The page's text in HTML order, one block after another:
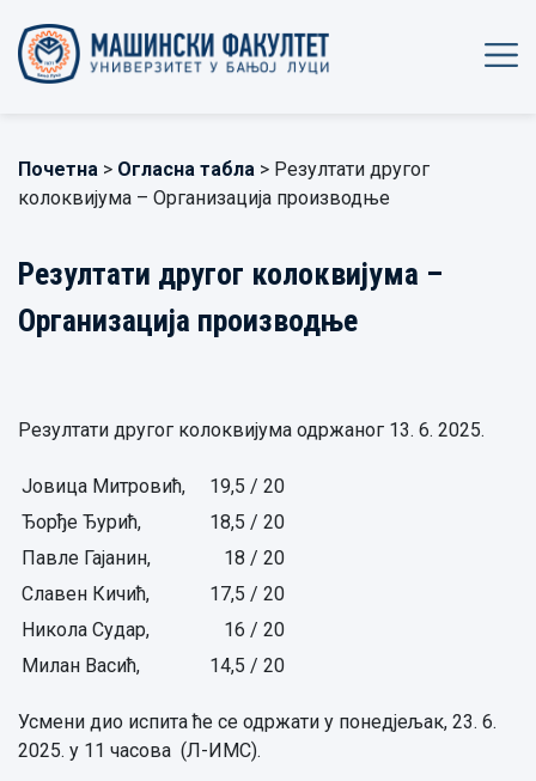
Почетна > Огласна табла > Резултати другог
колоквијума – Организација производње
Резултати другог колоквијума –
Организација производње
Резултати другог колоквијума одржаног 13. 6. 2025.
Јовица Митровић,
19,5 / 20
Ђорђе Ђурић,
18,5 / 20
Павле Гајанин,
18 / 20
Славен Кичић,
17,5 / 20
Никола Судар,
16 / 20
Милан Васић,
14,5 / 20
Усмени дио испита ће се одржати у понедјељак, 23. 6.
2025. у 11 часова (Л-ИМС).